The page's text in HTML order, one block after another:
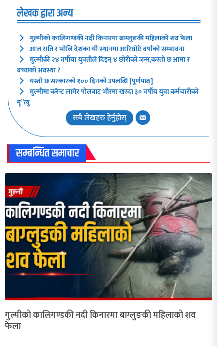
लेखक द्वारा अन्य
गुल्मीको कालिगण्डकी नदी किनारमा बाग्लुङकी महिलाको शव फेला
आज राति र भोलि देशका यी स्थानमा आरिघोप्टे वर्षाको सम्भावना
गुल्मीकी २४ वर्षीया युवतीले दिइन् ४ छोरीको जन्म,कस्तो छ आमा र
बच्चाको अवस्था ?
यस्तो छ सरकारको १०० दिनको उपलब्धि [पूर्णपाठ]
गुल्मीमा करेन्ट लागेर पोलबाट भीरमा खस्दा ३० वर्षीय युवा कर्मचारीको
मृ”त्यु
सबै लेखहरु हेर्नुहोस्
सम्बन्धित समाचार
गुल्मीको कालिगण्डकी नदी किनारमा बाग्लुङकी महिलाको शव
फेला